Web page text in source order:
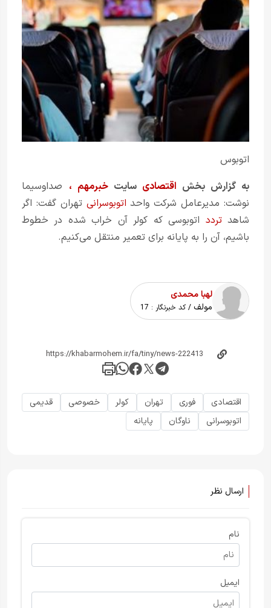
اتوبوس
به گزارش بخش اقتصادی سایت خبرمهم ، صدا‌و‌سیما
نوشت: مدیرعامل شرکت واحد اتوبوسرانی تهران گفت: اگر
شاهدتردد اتوبوسی که کولر آن خراب شده در خطوط
باشیم، آن را به پایانه برای تعمیر منتقل می‌کنیم.
لهبا محمدی
مولف / کد خبرنگار : 17
اقتصادی فوری تهران کولر خصوصی
قدیمی
اتوبوسرانی
ناوگان پایانه
ارسال نظر
نام
ایمیل